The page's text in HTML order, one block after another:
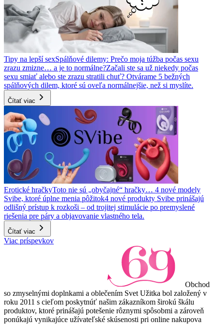
Tipy na lepší sexSpálňové dilemy: Prečo moja túžba počas sexu
zrazu zmizne… a je to normálne?Začali ste sa už niekedy počas
sexu smiať alebo ste zrazu stratili chuť? Otvárame 5 bežných
spálňových dilem, ktoré sú oveľa normálnejšie, než si myslíte.
Čítať viac
Erotické hračkyToto nie sú „obyčajné“ hračky… 4 nové modely
Svibe, ktoré úplne menia pôžitok4 nové produkty Svibe prinášajú
odlišný prístup k rozkoši – od trojitej stimulácie po premyslené
riešenia pre páry a objavovanie vlastného tela.
Čítať viac
Viac príspevkov
Obchod
so zmyselnými doplnkami a oblečením Svet Užitka bol založený v
roku 2011 s cieľom poskytnúť našim zákazníkom širokú škálu
produktov, ktoré prinášajú potešenie rôznymi spôsobmi a zároveň
ponúkajú vynikajúce užívateľské skúsenosti pri online nakupova